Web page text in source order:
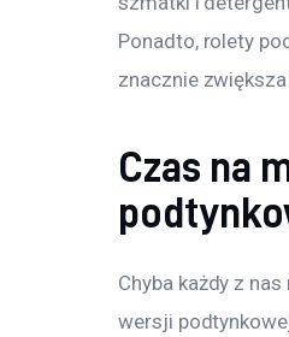
Ponadto, rolety
znacznie
Czas na
Chyba każdy z
wersji